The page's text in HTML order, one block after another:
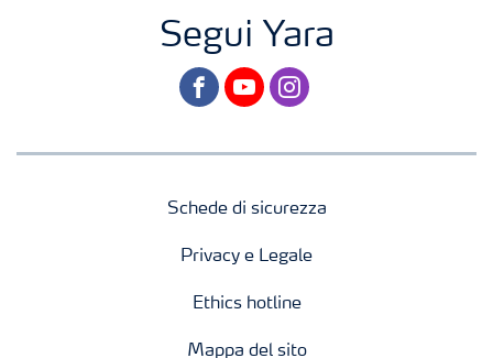
Segui Yara
facebookyoutubeinstagram
Schede di sicurezza
Privacy e Legale
Ethics hotline
Mappa del sito